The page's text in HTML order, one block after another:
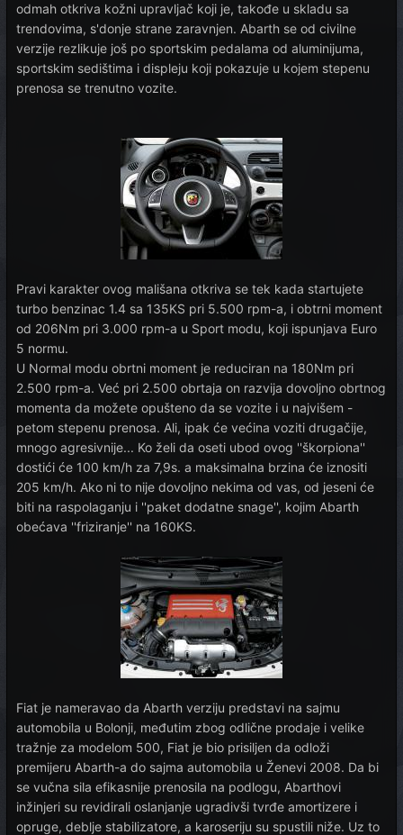
odmah otkriva kožni upravljač koji je, takođe u skladu sa
trendovima, s'donje strane zaravnjen. Abarth se od civilne
verzije rezlikuje još po sportskim pedalama od aluminijuma,
sportskim sedištima i displeju koji pokazuje u kojem stepenu
prenosa se trenutno vozite.
Pravi karakter ovog mališana otkriva se tek kada startujete
turbo benzinac 1.4 sa 135KS pri 5.500 rpm-a, i obtrni moment
od 206Nm pri 3.000 rpm-a u Sport modu, koji ispunjava Euro
5 normu.
U Normal modu obrtni moment je reduciran na 180Nm pri
2.500 rpm-a. Već pri 2.500 obrtaja on razvija dovoljno obrtnog
momenta da možete opušteno da se vozite i u najvišem -
petom stepenu prenosa. Ali, ipak će većina voziti drugačije,
mnogo agresivnije... Ko želi da oseti ubod ovog ''škorpiona''
dostići će 100 km/h za 7,9s. a maksimalna brzina će iznositi
205 km/h. Ako ni to nije dovoljno nekima od vas, od jeseni će
biti na raspolaganju i ''paket dodatne snage'', kojim Abarth
obećava ''friziranje'' na 160KS.
Fiat je nameravao da Abarth verziju predstavi na sajmu
automobila u Bolonji, međutim zbog odlične prodaje i velike
tražnje za modelom 500, Fiat je bio prisiljen da odloži
premijeru Abarth-a do sajma automobila u Ženevi 2008. Da bi
se vučna sila efikasnije prenosila na podlogu, Abarthovi
inžinjeri su revidirali oslanjanje ugradivši tvrđe amortizere i
opruge, deblje stabilizatore, a karoseriju su spustili niže. Uz to